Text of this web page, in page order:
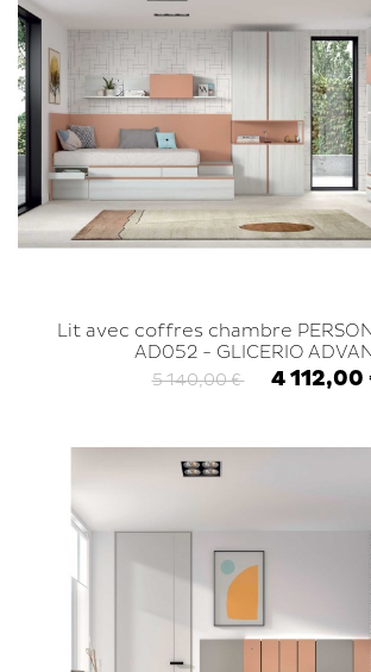
Lit avec coffres chambre
AD052 - GLICERIO
5 140,00 € 4 112,00